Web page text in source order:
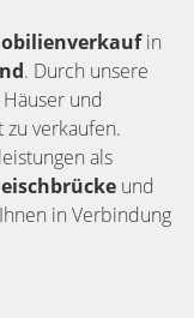
in
. Durch unsere
und
verkaufen.
als
und
in Verbindung